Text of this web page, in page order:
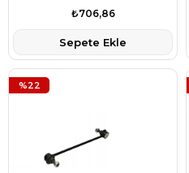
2S6C3280KB
₺706,86
Sepete Ekle
%22